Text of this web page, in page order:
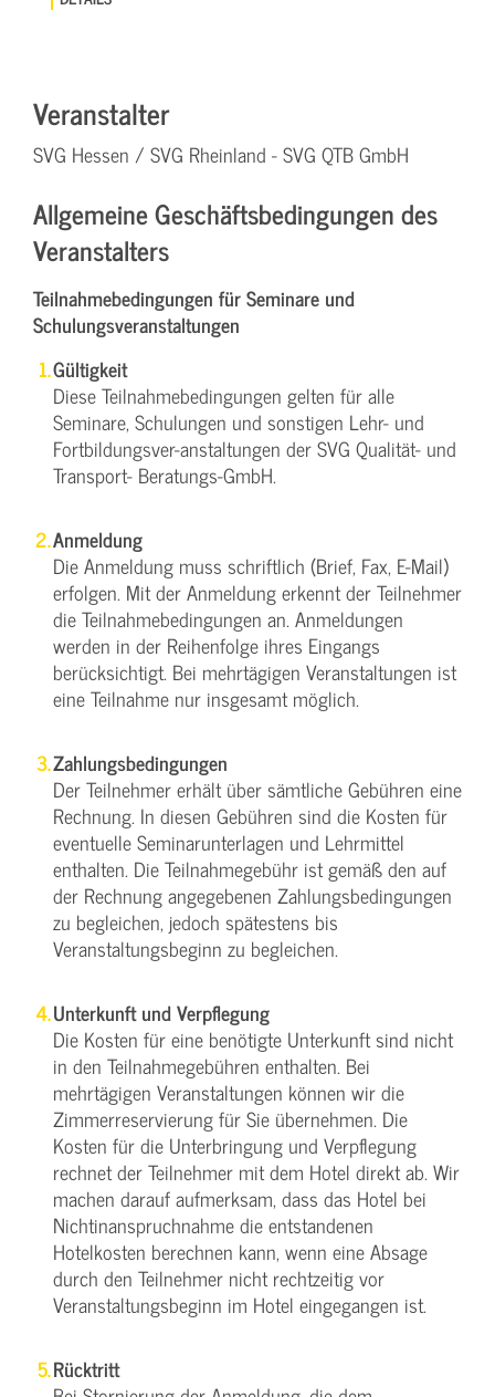
Veranstalter
SVG Hessen / SVG Rheinland - SVG QTB GmbH
Allgemeine Geschäftsbedingungen des
Veranstalters
Teilnahmebedingungen für Seminare und
Schulungsveranstaltungen
Gültigkeit
Diese Teilnahmebedingungen gelten für alle
Seminare, Schulungen und sonstigen Lehr- und
Fortbildungsver-anstaltungen der SVG Qualität- und
Transport- Beratungs-GmbH.
Anmeldung
Die Anmeldung muss schriftlich (Brief, Fax, E-Mail)
erfolgen. Mit der Anmeldung erkennt der Teilnehmer
die Teilnahmebedingungen an. Anmeldungen
werden in der Reihenfolge ihres Eingangs
berücksichtigt. Bei mehrtägigen Veranstaltungen ist
eine Teilnahme nur insgesamt möglich.
Zahlungsbedingungen
Der Teilnehmer erhält über sämtliche Gebühren eine
Rechnung. In diesen Gebühren sind die Kosten für
eventuelle Seminarunterlagen und Lehrmittel
enthalten. Die Teilnahmegebühr ist gemäß den auf
der Rechnung angegebenen Zahlungsbedingungen
zu begleichen, jedoch spätestens bis
Veranstaltungsbeginn zu begleichen.
Unterkunft und Verpflegung
Die Kosten für eine benötigte Unterkunft sind nicht
in den Teilnahmegebühren enthalten. Bei
mehrtägigen Veranstaltungen können wir die
Zimmerreservierung für Sie übernehmen. Die
Kosten für die Unterbringung und Verpflegung
rechnet der Teilnehmer mit dem Hotel direkt ab. Wir
machen darauf aufmerksam, dass das Hotel bei
Nichtinanspruchnahme die entstandenen
Hotelkosten berechnen kann, wenn eine Absage
durch den Teilnehmer nicht rechtzeitig vor
Veranstaltungsbeginn im Hotel eingegangen ist.
Rücktritt